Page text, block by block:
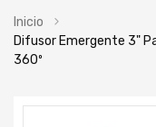
Inicio
Difusor Emergente 3"
360º